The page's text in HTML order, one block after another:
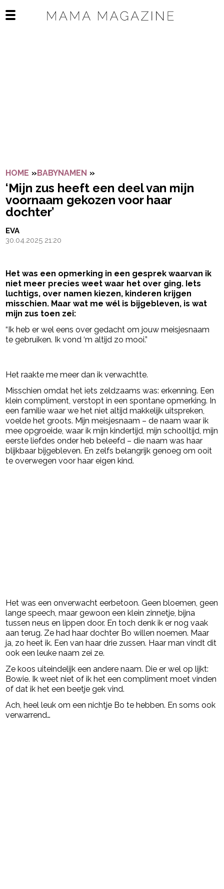
Open het mobiele menu
HOME »BABYNAMEN »
‘Mijn zus heeft een deel van mijn
voornaam gekozen voor haar
dochter’
EVA
30.04.2025 21:20
Het was een opmerking in een gesprek waarvan ik
niet meer precies weet waar het over ging. Iets
luchtigs, over namen kiezen, kinderen krijgen
misschien. Maar wat me wél is bijgebleven, is wat
mijn zus toen zei:
“Ik heb er wel eens over gedacht om jouw meisjesnaam
te gebruiken. Ik vond ‘m altijd zo mooi.”
Het raakte me meer dan ik verwachtte.
Misschien omdat het iets zeldzaams was: erkenning. Een
klein compliment, verstopt in een spontane opmerking. In
een familie waar we het niet altijd makkelijk uitspreken,
voelde het groots. Mijn meisjesnaam – de naam waar ik
mee opgroeide, waar ik mijn kindertijd, mijn schooltijd, mijn
eerste liefdes onder heb beleefd – die naam was haar
blijkbaar bijgebleven. En zelfs belangrijk genoeg om ooit
te overwegen voor haar eigen kind.
Het was een onverwacht eerbetoon. Geen bloemen, geen
lange speech, maar gewoon een klein zinnetje, bijna
tussen neus en lippen door. En toch denk ik er nog vaak
aan terug. Ze had haar dochter Bo willen noemen. Maar
ja, zo heet ik. Een van haar drie zussen. Haar man vindt dit
ook een leuke naam zei ze.
Ze koos uiteindelijk een andere naam. Die er wel op lijkt:
Bowie. Ik weet niet of ik het een compliment moet vinden
of dat ik het een beetje gek vind.
Ach, heel leuk om een nichtje Bo te hebben. En soms ook
verwarrend…